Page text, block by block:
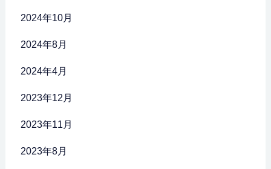
2024年10月
2024年8月
2024年4月
2023年12月
2023年11月
2023年8月